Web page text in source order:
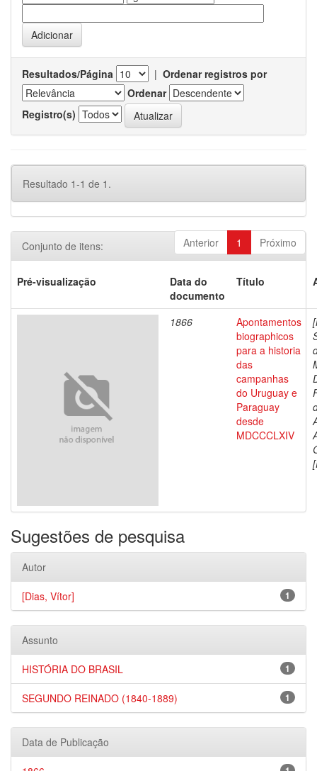
Resultados/Página | Ordenar registros por
Ordenar
Registro(s)
Resultado 1-1 de 1.
Anterior 1 Próximo
Conjunto de itens:
Pré-visualização
Data do
documento
Título
1866
Apontamentos
biographicos
para a historia
das
campanhas
do Uruguay e
Paraguay
desde
MDCCCLXIV
Sugestões de pesquisa
Autor
1
[Dias, Vítor]
Assunto
1
HISTÓRIA DO BRASIL
1
SEGUNDO REINADO (1840-1889)
Data de Publicação